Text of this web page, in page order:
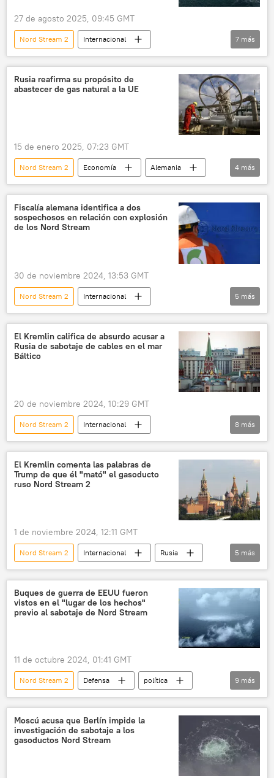
27 de agosto 2025, 09:45 GMT
Nord Stream 2
Internacional
Nord Stream
📰 Sabotajes contra los gasoductos Nord Stream
Dinamarca
Suecia
7 más
Rusia reafirma su propósito de
abastecer de gas natural a la UE
15 de enero 2025, 07:23 GMT
Nord Stream 2 Economía
Alemania
📰 Sabotajes contra los gasoductos Nord Stream
Nord Stream
Rusia 🌍 Europa
4 más
Fiscalía alemana identifica a dos
sospechosos en relación con explosión
de los Nord Stream
30 de noviembre 2024, 13:53 GMT
Nord Stream 2
Internacional
📰 Sabotajes contra los gasoductos Nord Stream
Alemania
seguridad
Nord Stream
🌍 Europa
5 más
El Kremlin califica de absurdo acusar a
Rusia de sabotaje de cables en el mar
Báltico
20 de noviembre 2024, 10:29 GMT
Nord Stream 2
Internacional
Nord Stream
📰 Sabotajes contra los gasoductos Nord Stream
Rusia
mar Báltico
🌍 Europa
📰 Operación rusa de desmilitarización y desnazificación de Ucrania
🛡️ Zonas de conflicto
EEUU
8 más
El Kremlin comenta las palabras de
Trump de que él "mató" el gasoducto
ruso Nord Stream 2
1 de noviembre 2024, 12:11 GMT
Nord Stream 2 Internacional
Rusia
Donald Trump
EEUU
📰 Sabotajes contra los gasoductos Nord Stream
Nord Stream
Dmitri Peskov
5 más
Buques de guerra de EEUU fueron
vistos en el "lugar de los hechos"
previo al sabotaje de Nord Stream
11 de octubre 2024, 01:41 GMT
Nord Stream 2 Defensa
política
seguridad
Joe Biden
Dinamarca
Alemania
EEUU
OTAN
Casa Blanca
📰 Sabotajes contra los gasoductos Nord Stream
9 más
Moscú acusa que Berlín impide la
investigación de sabotaje a los
gasoductos Nord Stream